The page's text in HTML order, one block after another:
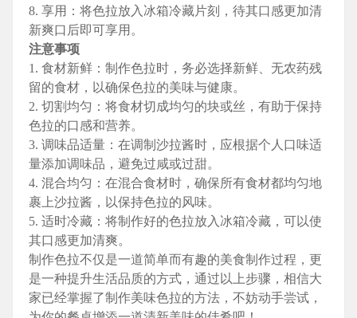
8. 享用：将色拉放入冰箱冷藏片刻，待其口感更加清
新爽口后即可享用。
注意事项
1. 食材新鲜：制作色拉时，务必选择新鲜、无农药残
留的食材，以确保色拉的美味与健康。
2. 切割均匀：将食材切成均匀的块或丝，有助于保持
色拉的口感和营养。
3. 调味品适量：在调制沙拉酱时，应根据个人口味适
量添加调味品，避免过咸或过甜。
4. 混合均匀：在混合食材时，确保所有食材都均匀地
裹上沙拉酱，以保持色拉的风味。
5. 适时冷藏：将制作好的色拉放入冰箱冷藏，可以使
其口感更加清爽。
制作色拉不仅是一道简单而有趣的美食制作过程，更
是一种提升生活品质的方式，通过以上步骤，相信大
家已经掌握了制作美味色拉的方法，不妨动手尝试，